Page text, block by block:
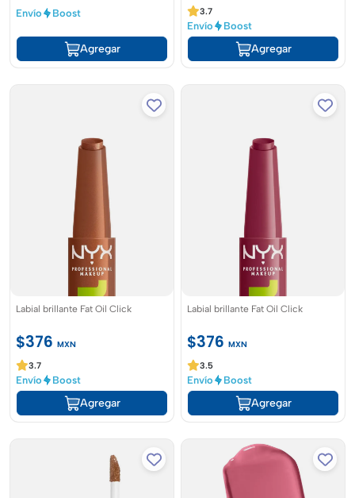
Envío
Boost
Agregar
3.7
Envío Boost
Agregar
Labial brillante Fat Oil Click
$376 MXN
3.7
Envío Boost
Agregar
Labial brillante Fat Oil Click
$376 MXN
3.5
Envío Boost
Agregar